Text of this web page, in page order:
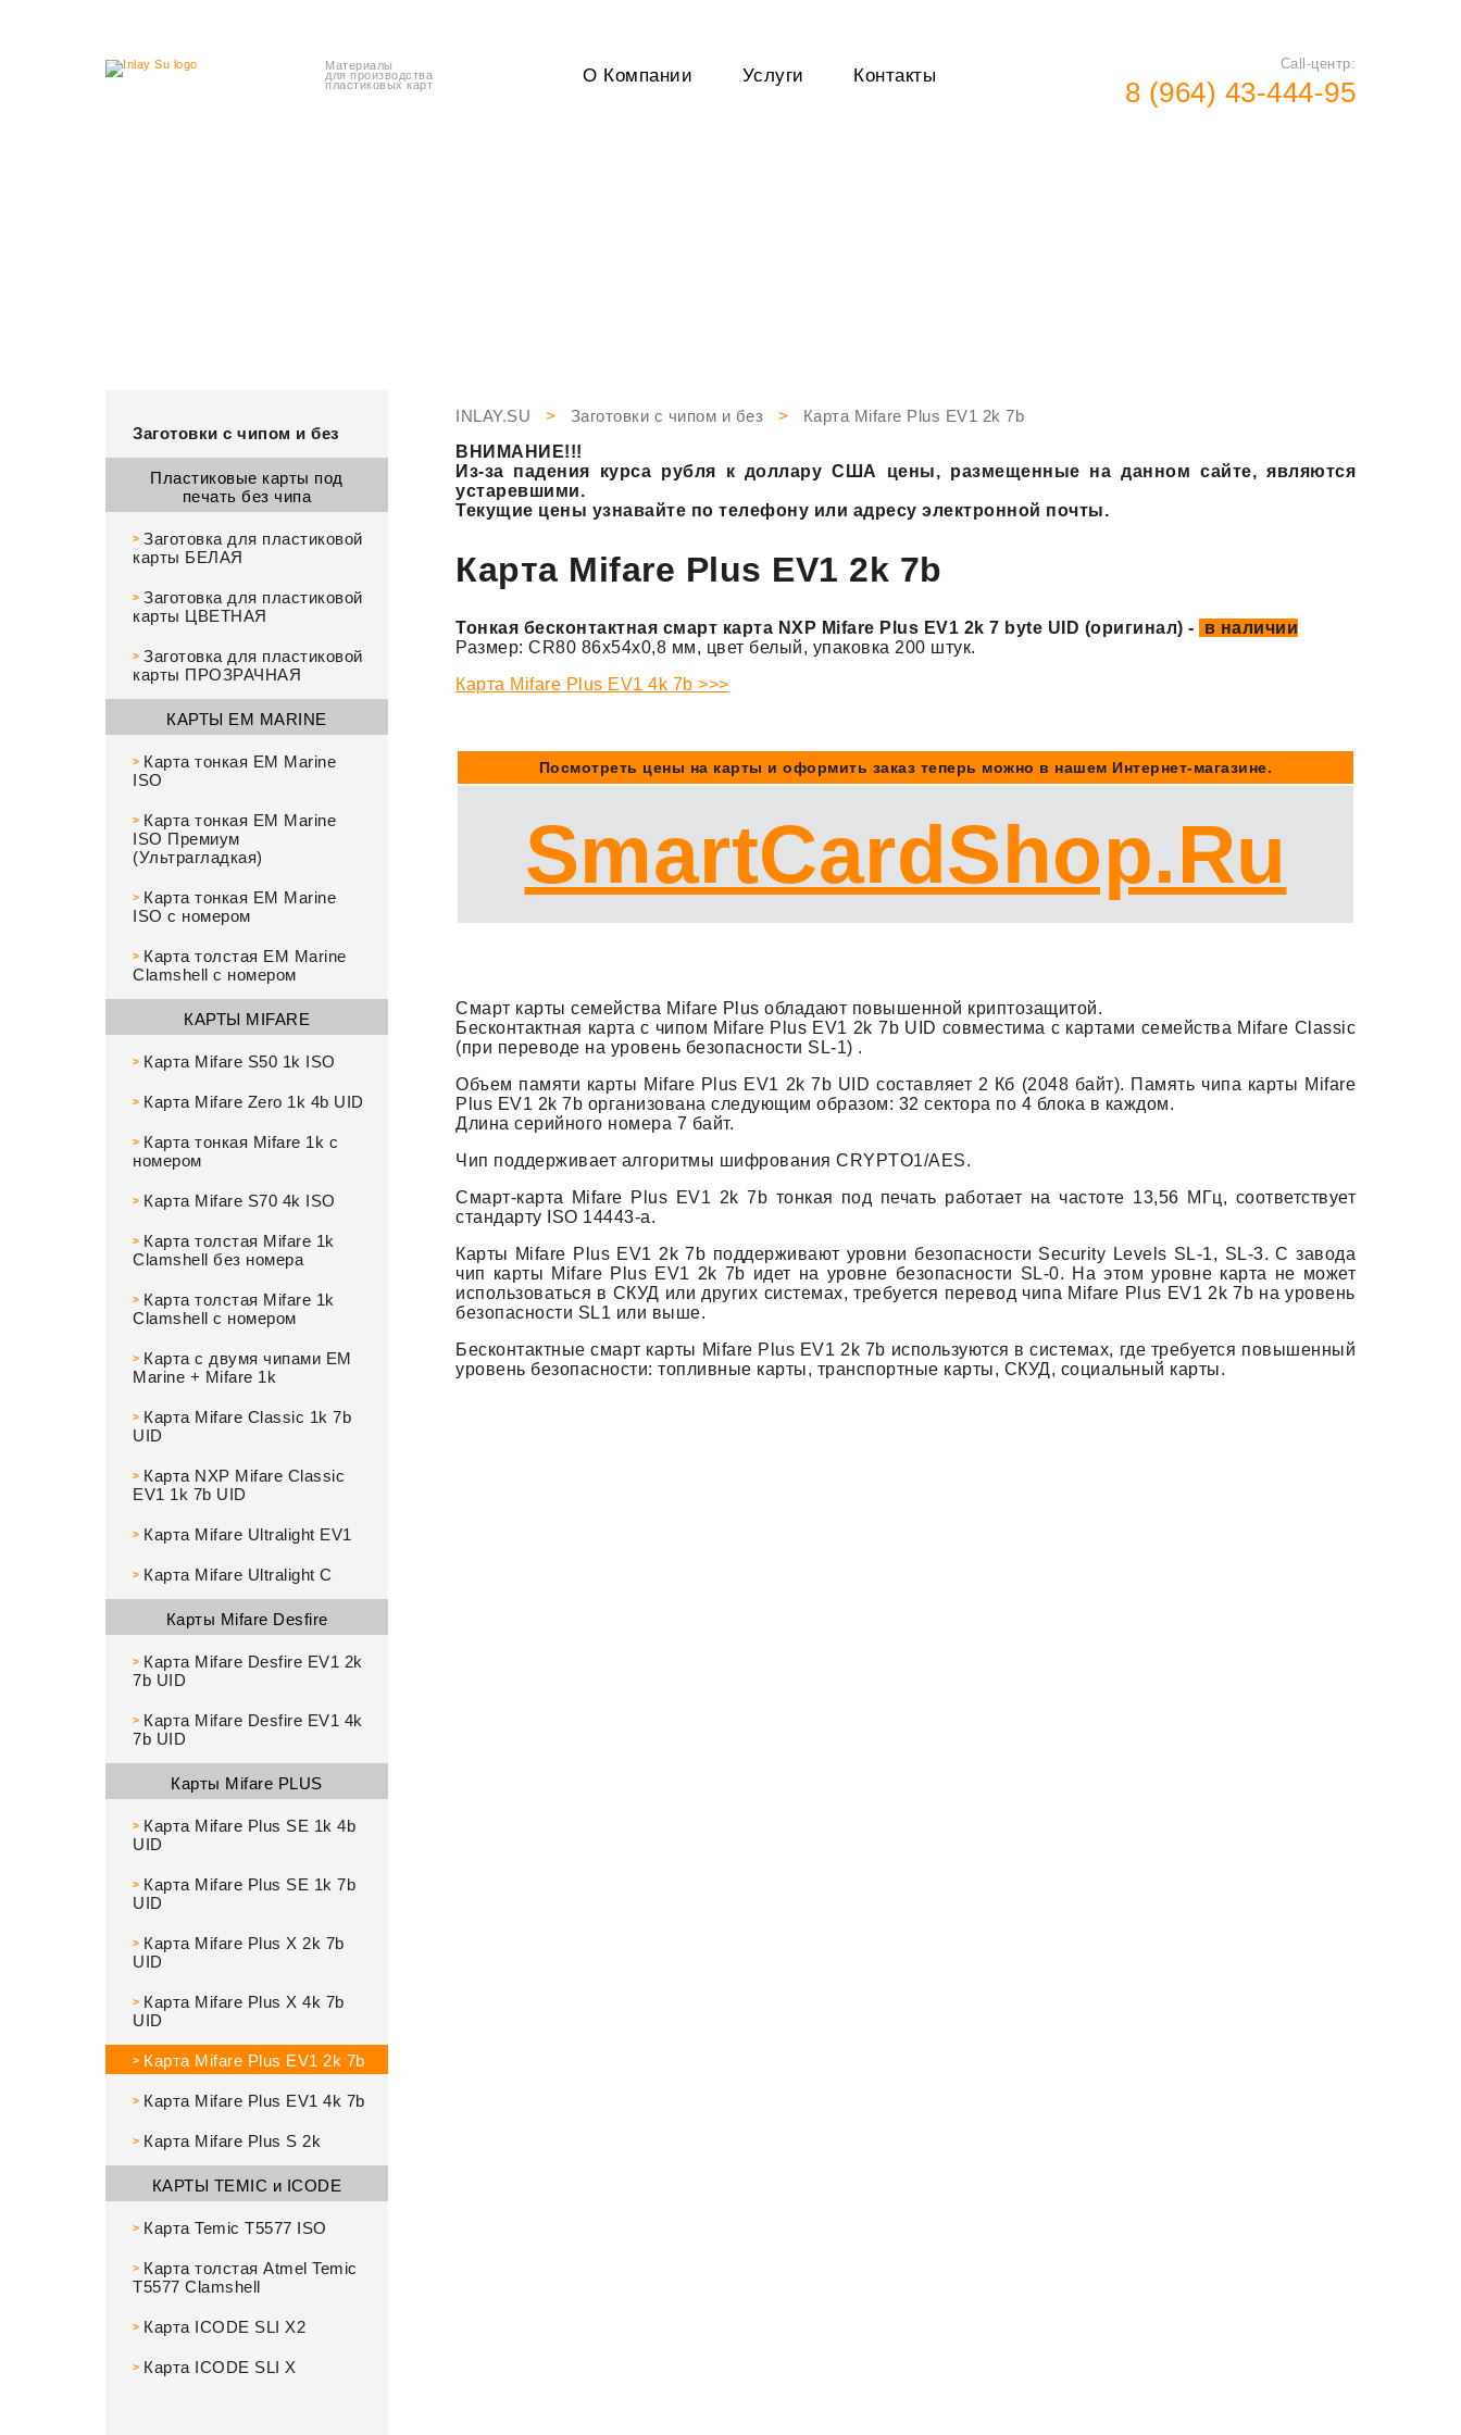
Материалы
для производства
пластиковых карт О Компании Услуги Контакты
Call-центр:
8 (964) 43-444-95
Заготовки с чипом и без
Пластиковые карты под
печать без чипа
> Заготовка для пластиковой
карты БЕЛАЯ
> Заготовка для пластиковой
карты ЦВЕТНАЯ
> Заготовка для пластиковой
карты ПРОЗРАЧНАЯ
КАРТЫ EM MARINE
> Карта тонкая EM Marine
ISO
> Карта тонкая EM Marine
ISO Премиум
(Ультрагладкая)
> Карта тонкая EM Marine
ISO с номером
> Карта толстая EM Marine
Clamshell с номером
КАРТЫ MIFARE
> Карта Mifare S50 1k ISO
> Карта Mifare Zero 1k 4b UID
> Карта тонкая Mifare 1k с
номером
> Карта Mifare S70 4k ISO
> Карта толстая Mifare 1k
Clamshell без номера
> Карта толстая Mifare 1k
Clamshell с номером
> Карта с двумя чипами EM
Marine + Mifare 1k
> Карта Mifare Classic 1k 7b
UID
> Карта NXP Mifare Classic
EV1 1k 7b UID
> Карта Mifare Ultralight EV1
> Карта Mifare Ultralight C
Карты Mifare Desfire
> Карта Mifare Desfire EV1 2k
7b UID
> Карта Mifare Desfire EV1 4k
7b UID
Карты Mifare PLUS
> Карта Mifare Plus SE 1k 4b
UID
> Карта Mifare Plus SE 1k 7b
UID
> Карта Mifare Plus X 2k 7b
UID
> Карта Mifare Plus X 4k 7b
UID
> Карта Mifare Plus EV1 2k 7b
> Карта Mifare Plus EV1 4k 7b
> Карта Mifare Plus S 2k
КАРТЫ TEMIC и ICODE
> Карта Temic T5577 ISO
> Карта толстая Atmel Temic
Т5577 Clamshell
> Карта ICODE SLI X2
> Карта ICODE SLI X
INLAY.SU > Заготовки с чипом и без > Карта Mifare Plus EV1 2k 7b
ВНИМАНИЕ!!!
Из-за падения курса рубля к доллару США цены, размещенные на данном сайте, являются
устаревшими.
Текущие цены узнавайте по телефону или адресу электронной почты.
Карта Mifare Plus EV1 2k 7b
Тонкая бесконтактная смарт карта NXP Mifare Plus EV1 2k 7 byte UID (оригинал) -
в наличии
Размер: CR80 86x54x0,8 мм, цвет белый, упаковка 200 штук.
Карта Mifare Plus EV1 4k 7b >>>
Посмотреть цены на карты и оформить заказ теперь можно в нашем Интернет-магазине.
SmartCardShop.Ru
Смарт карты семейства Mifare Plus обладают повышенной криптозащитой.
Бесконтактная карта с чипом Mifare Plus EV1 2k 7b UID совместима с картами семейства Mifare Classic
(при переводе на уровень безопасности SL-1) .
Объем памяти карты Mifare Plus EV1 2k 7b UID составляет 2 Кб (2048 байт). Память чипа карты Mifare
Plus EV1 2k 7b организована следующим образом: 32 сектора по 4 блока в каждом.
Длина серийного номера 7 байт.
Чип поддерживает алгоритмы шифрования CRYPTO1/AES.
Смарт-карта Mifare Plus EV1 2k 7b тонкая под печать работает на частоте 13,56 МГц, соответствует
стандарту ISO 14443-a.
Карты Mifare Plus EV1 2k 7b поддерживают уровни безопасности Security Levels SL-1, SL-3. С завода
чип карты Mifare Plus EV1 2k 7b идет на уровне безопасности SL-0. На этом уровне карта не может
использоваться в СКУД или других системах, требуется перевод чипа Mifare Plus EV1 2k 7b на уровень
безопасности SL1 или выше.
Бесконтактные смарт карты Mifare Plus EV1 2k 7b используются в системах, где требуется повышенный
уровень безопасности: топливные карты, транспортные карты, СКУД, социальный карты.